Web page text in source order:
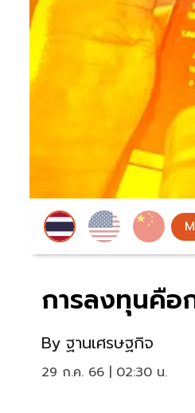
การลงทุนคือ
By ฐานเศรษฐกิจ
29 ก.ค. 66 | 02:30 น.